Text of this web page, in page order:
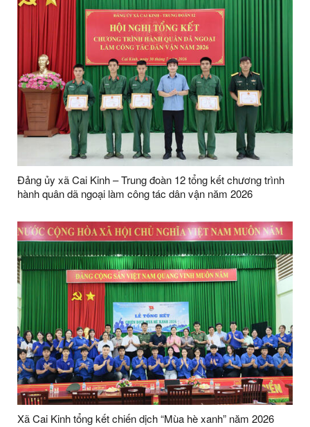
Đảng ủy xã Cai Kinh – Trung đoàn 12 tổng kết chương trình
hành quân dã ngoại làm công tác dân vận năm 2026
Xã Cai Kinh tổng kết chiến dịch “Mùa hè xanh” năm 2026